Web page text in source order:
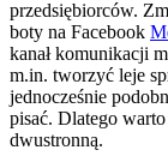
przedsiębiorców.
boty na Facebook
kanał komunikacji
m.in. tworzyć leje
jednocześnie
pisać. Dlatego
dwustronną.